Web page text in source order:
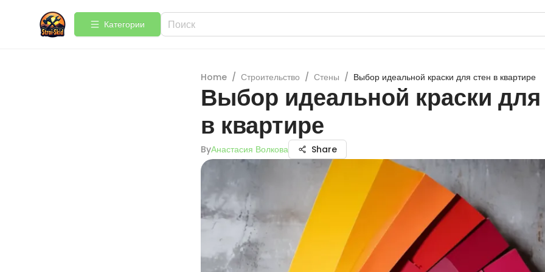
Категории
Home / Строительство / Стены / Выбор идеальной краски для стен в квартире
Выбор идеальной краски для
в квартире
ByАнастасия Волкова Share